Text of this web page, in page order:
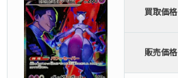
買取価格
販売価格